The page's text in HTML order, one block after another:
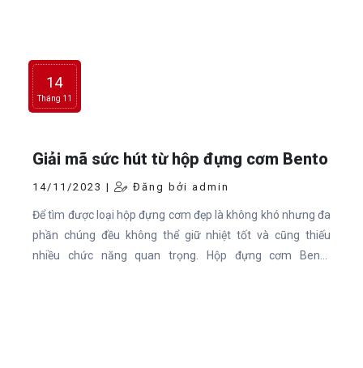
14
Tháng 11
Giải mã sức hút từ hộp đựng cơm Bento
14/11/2023 | Đăng bởi admin
Để tìm được loại hộp đựng cơm đẹp là không khó nhưng đa
phần chúng đều không thể giữ nhiệt tốt và cũng thiếu
nhiều chức năng quan trọng. Hộp đựng cơm Bento